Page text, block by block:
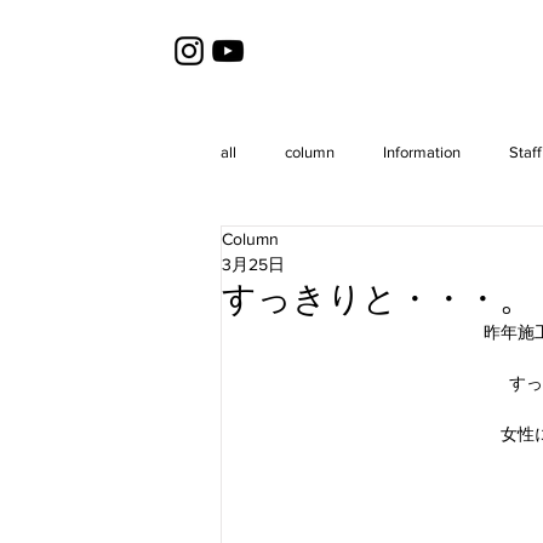
all column Information
すっきりと・・・。
Column
3月25日
昨年施
す
女性